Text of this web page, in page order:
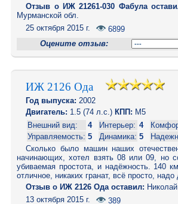
Отзыв o ИЖ 21261-030 Фабула
Мурманской обл.
25 октября 2015 г.
6899
Оцените отзыв:
ИЖ 2126 Ода
Год выпуска: 2002
Двигатель: 1.5 (74 л.с.) КПП: M5
Внешний вид:
4 Интерьер: 4
Управляемость: 5 Динамика: 5
Сколько было машин наших
начинающих, хотел взять 08 или 09,
убиваемая простота, и надёжность. 140
отличное, никаких гранат, всё просто,
Отзыв o ИЖ 2126 Ода оставил:
13 октября 2015 г.
389